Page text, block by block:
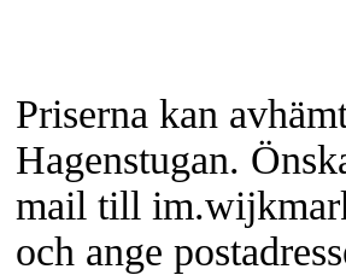
Priserna kan
Hagenstugan.
mail till
och ange